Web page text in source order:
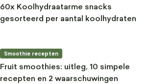
60x Koolhydraatarme snacks
gesorteerd per aantal koolhydraten
Smoothie recepten
Fruit smoothies: uitleg, 10 simpele
recepten en 2 waarschuwingen